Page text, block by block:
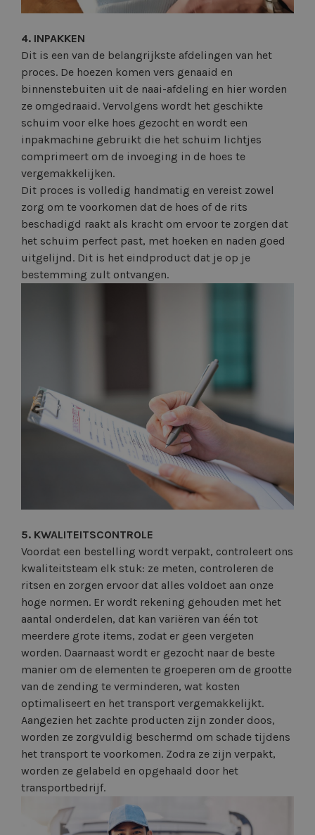
4. INPAKKEN
Dit is een van de belangrijkste afdelingen van het
proces. De hoezen komen vers genaaid en
binnenstebuiten uit de naai-afdeling en hier worden
ze omgedraaid. Vervolgens wordt het geschikte
schuim voor elke hoes gezocht en wordt een
inpakmachine gebruikt die het schuim lichtjes
comprimeert om de invoeging in de hoes te
vergemakkelijken.
Dit proces is volledig handmatig en vereist zowel
zorg om te voorkomen dat de hoes of de rits
beschadigd raakt als kracht om ervoor te zorgen dat
het schuim perfect past, met hoeken en naden goed
uitgelijnd. Dit is het eindproduct dat je op je
bestemming zult ontvangen.
5. KWALITEITSCONTROLE
Voordat een bestelling wordt verpakt, controleert ons
kwaliteitsteam elk stuk: ze meten, controleren de
ritsen en zorgen ervoor dat alles voldoet aan onze
hoge normen. Er wordt rekening gehouden met het
aantal onderdelen, dat kan variëren van één tot
meerdere grote items, zodat er geen vergeten
worden. Daarnaast wordt er gezocht naar de beste
manier om de elementen te groeperen om de grootte
van de zending te verminderen, wat kosten
optimaliseert en het transport vergemakkelijkt.
Aangezien het zachte producten zijn zonder doos,
worden ze zorgvuldig beschermd om schade tijdens
het transport te voorkomen. Zodra ze zijn verpakt,
worden ze gelabeld en opgehaald door het
transportbedrijf.